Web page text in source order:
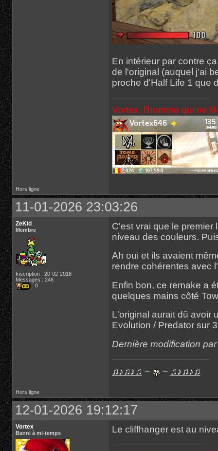
En intérieur par contre
de l'original (auquel j'ai
proche d'Half Life 1 que
Vortex, l'homme qui ne
Hors ligne
11-01-2026 23:03:26
ZeKid
Membre
Inscription : 20-02-2018
Messages : 246
: 0
C'est vrai que le premier
niveau des couleurs.
Ah oui et ils avaient
rendre cohérentes avec
Enfin bon, ce remake a
quelques mains côté
L'original aurait dû avoir
Evolution / Predator sur
Dernière modification
♫♪♫♪♫ ~ ~ ♫♪♫♪♫
Hors ligne
12-01-2026 19:12:17
Vortex
Banni à mi-temps Le cliffhanger est au